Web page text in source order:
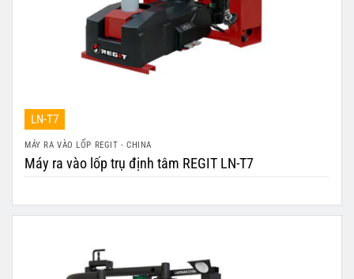
LN-T7
MÁY RA VÀO LỐP REGIT - CHINA
Máy ra vào lốp trụ định tâm REGIT LN-T7